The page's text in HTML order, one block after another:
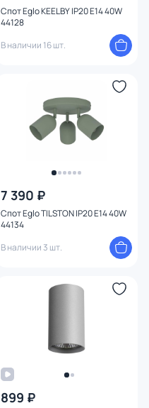
Спот Eglo KEELBY IP20 E14 40W
44128
В наличии 16 шт.
7 390 ₽
Спот Eglo TILSTON IP20 E14 40W
44134
В наличии 3 шт.
899 ₽